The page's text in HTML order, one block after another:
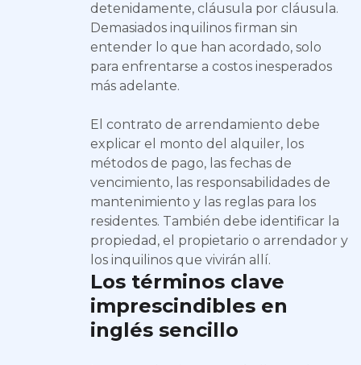
detenidamente, cláusula por cláusula.
Demasiados inquilinos firman sin
entender lo que han acordado, solo
para enfrentarse a costos inesperados
más adelante.
El contrato de arrendamiento debe
explicar el monto del alquiler, los
métodos de pago, las fechas de
vencimiento, las responsabilidades de
mantenimiento y las reglas para los
residentes. También debe identificar la
propiedad, el propietario o arrendador y
los inquilinos que vivirán allí.
Los términos clave
imprescindibles en
inglés sencillo